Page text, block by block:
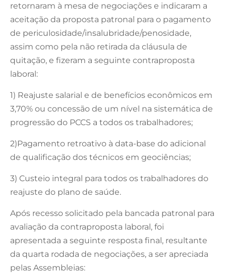
retornaram à mesa de negociações e indicaram a
aceitação da proposta patronal para o pagamento
de periculosidade/insalubridade/penosidade,
assim como pela não retirada da cláusula de
quitação, e fizeram a seguinte contraproposta
laboral:
1) Reajuste salarial e de benefícios econômicos em
3,70% ou concessão de um nível na sistemática de
progressão do PCCS a todos os trabalhadores;
2)Pagamento retroativo à data-base do adicional
de qualificação dos técnicos em geociências;
3) Custeio integral para todos os trabalhadores do
reajuste do plano de saúde.
Após recesso solicitado pela bancada patronal para
avaliação da contraproposta laboral, foi
apresentada a seguinte resposta final, resultante
da quarta rodada de negociações, a ser apreciada
pelas Assembleias: